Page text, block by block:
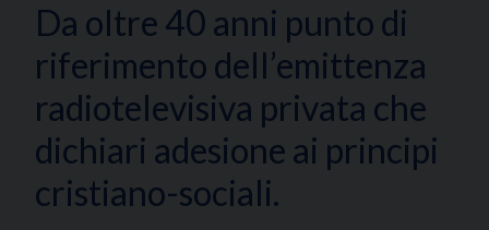
Da oltre 40 anni punto di
riferimento dell’emittenza
radiotelevisiva privata che
dichiari adesione ai principi
cristiano-sociali.